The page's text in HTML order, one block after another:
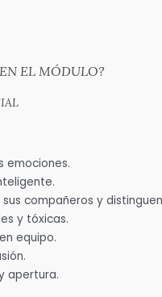
EL MÓDULO?
emociones.
compañeros y
y tóxicas.
equipo.
apertura.